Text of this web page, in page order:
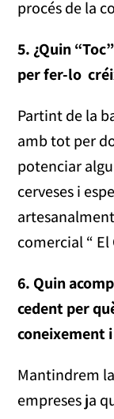
procés de la
5. ¿Quin
per fer-lo
Partint de la
amb tot per
potenciar
cerveses i
comercial “ El
6. Quin
cedent per
coneixement
Mantindrem
empreses ja